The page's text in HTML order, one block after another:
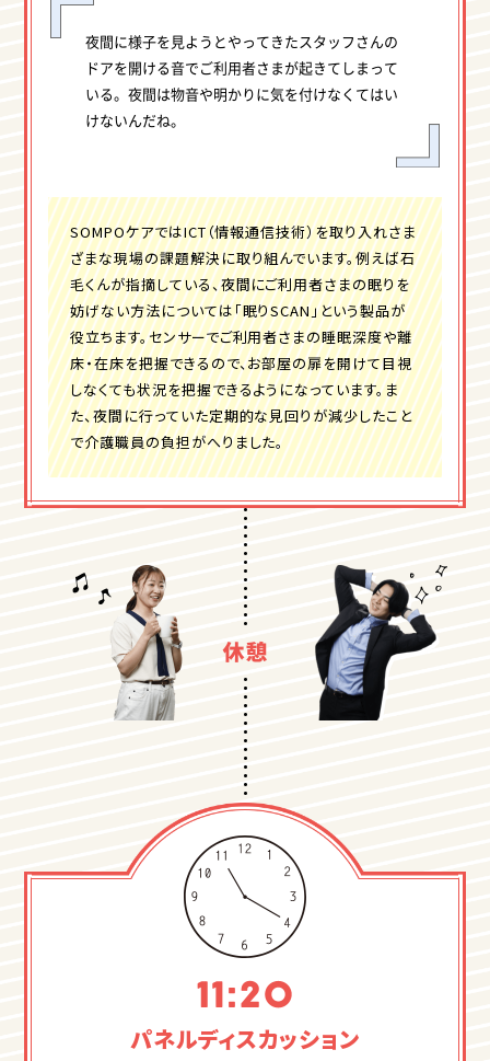
夜間に様子を見ようとやってきたスタッフさんの
ドアを開ける音でご利用者さまが起きてしまって
いる。夜間は物音や明かりに気を付けなくてはい
けないんだね。
SOMPOケアではICT（情報通信技術）を取り入れさま
ざまな現場の課題解決に取り組んでいます。例えば石
毛くんが指摘している、夜間にご利用者さまの眠りを
妨げない方法については「眠りSCAN」という製品が
役立ちます。センサーでご利用者さまの睡眠深度や離
床・在床を把握できるので、お部屋の扉を開けて目視
しなくても状況を把握できるようになっています。ま
た、夜間に行っていた定期的な見回りが減少したこと
で介護職員の負担がへりました。
パネルディスカッション